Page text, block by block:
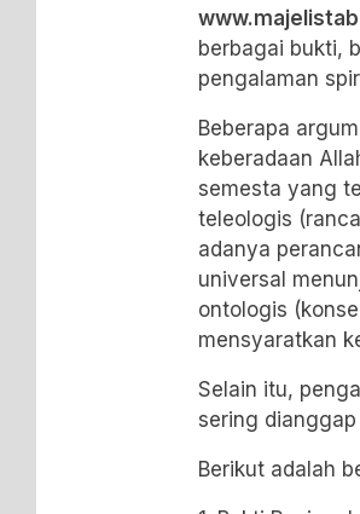
berbagai bukti,
pengalaman
Beberapa
keberadaan
semesta yang
teleologis
adanya
universal
ontologis
mensyaratkan
Selain itu,
sering
Berikut adalah